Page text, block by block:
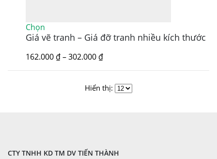
ChọnSản
phẩm
có
chọn
Giá vẽ tranh – Giá đỡ tranh nhiều kích thước
162.000 ₫ – 302.000 ₫Khoảng
162.000 ₫
đến
Hiển thị:
CTY TNHH KD TM DV TIẾN THÀNH